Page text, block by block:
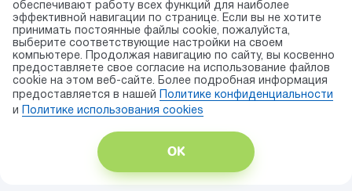
обеспечивают работу всех функций для наиболее
эффективной навигации по странице. Если вы не хотите
принимать постоянные файлы cookie, пожалуйста,
выберите соответствующие настройки на своем
компьютере. Продолжая навигацию по сайту, вы косвенно
предоставляете свое согласие на использование файлов
cookie на этом веб-сайте. Более подробная информация
предоставляется в нашей
Политике конфиденциальности
и
Политике использования сookies
ОК